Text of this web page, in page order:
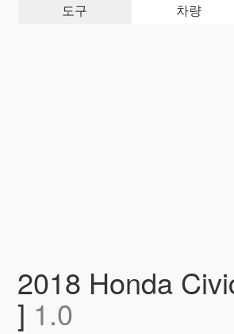
도구 차량
2018 Honda
] 1.0